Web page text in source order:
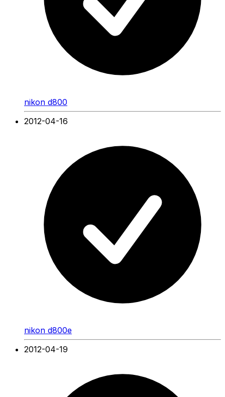
nikon d800
2012-04-16
nikon d800e
2012-04-19